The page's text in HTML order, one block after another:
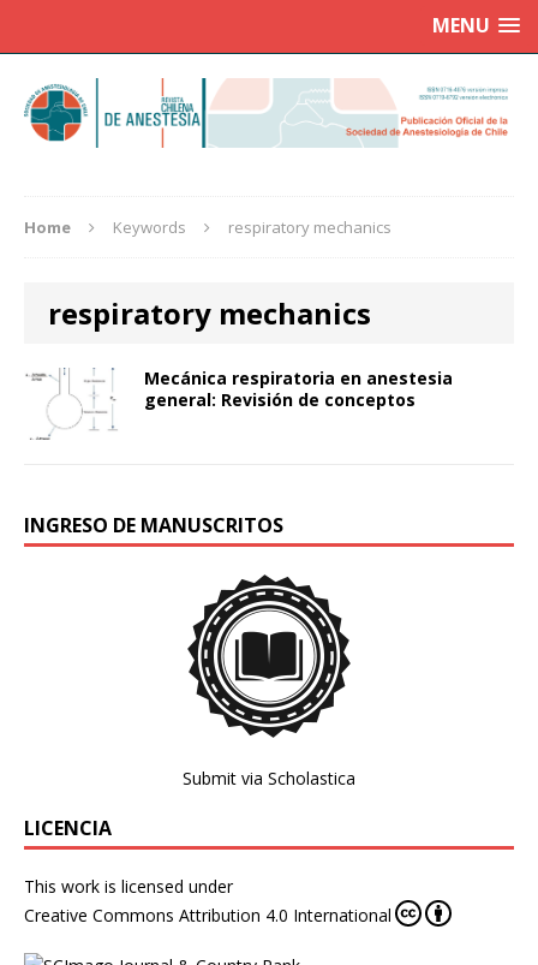
MENU
Home Keywords respiratory mechanics
respiratory mechanics
Mecánica respiratoria en anestesia
general: Revisión de conceptos
INGRESO DE MANUSCRITOS
Submit via Scholastica
LICENCIA
This work is licensed under
Creative Commons Attribution 4.0 International